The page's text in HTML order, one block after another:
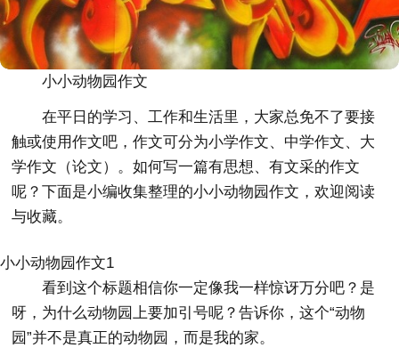
小小动物园作文
在平日的学习、工作和生活里，大家总免不了要接
触或使用作文吧，作文可分为小学作文、中学作文、大
学作文（论文）。如何写一篇有思想、有文采的作文
呢？下面是小编收集整理的小小动物园作文，欢迎阅读
与收藏。
小小动物园作文1
看到这个标题相信你一定像我一样惊讶万分吧？是
呀，为什么动物园上要加引号呢？告诉你，这个“动物
园”并不是真正的动物园，而是我的家。